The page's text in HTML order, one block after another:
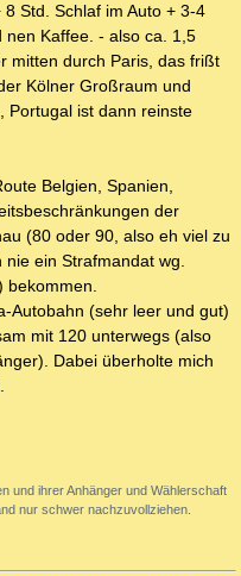
Std. Schlaf im Auto + 3-4
nen Kaffee. - also ca. 1,5
mitten durch Paris, das frißt
Kölner Großraum und
Portugal ist dann reinste
Belgien, Spanien,
der
(80 oder 90, also eh viel zu
ein Strafmandat wg.
bekommen.
Autobahn (sehr leer und gut)
mit 120 unterwegs (also
Dabei überholte mich
und ihrer Anhänger und Wählerschaft
nur schwer nachzuvollziehen.